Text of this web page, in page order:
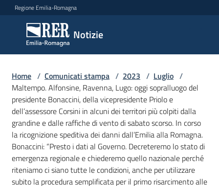
Vai al contenuto
Vai alla navigazione
Vai al footer
Regione Emilia-Romagna
Notizie
Notizie
Comunicati
stampa
Menu selezionato
Cerca
un
comunicato
Risorse
Home / Comunicati stampa / 2023 / Luglio /
Maltempo. Alfonsine, Ravenna, Lugo: oggi sopralluogo del
presidente Bonaccini, della vicepresidente Priolo e
dell’assessore Corsini in alcuni dei territori più colpiti dalla
grandine e dalle raffiche di vento di sabato scorso. In corso
la ricognizione speditiva dei danni dall’Emilia alla Romagna.
Bonaccini: “Presto i dati al Governo. Decreteremo lo stato di
emergenza regionale e chiederemo quello nazionale perché
riteniamo ci siano tutte le condizioni, anche per utilizzare
subito la procedura semplificata per il primo risarcimento alle